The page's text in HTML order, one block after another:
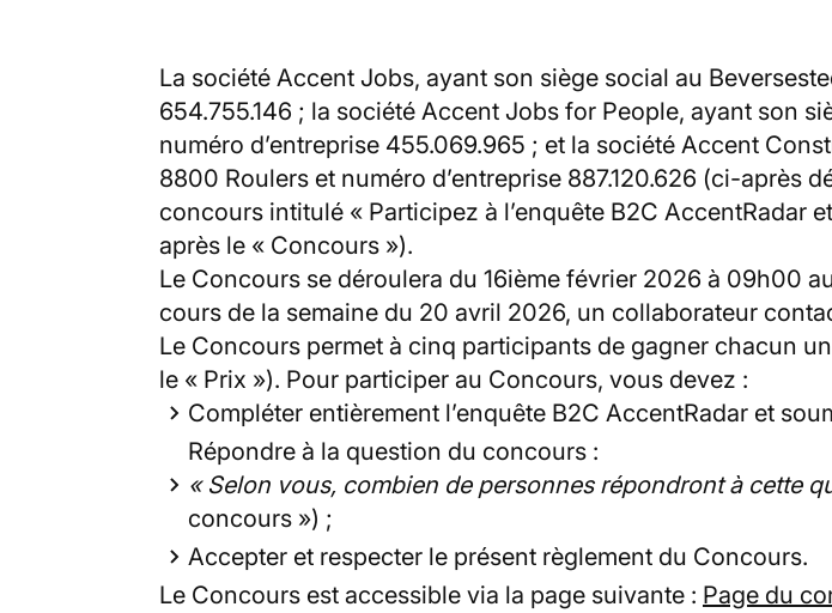
La société Accent Jobs, ayant son siège social au
654.755.146 ; la société Accent Jobs for People, ayant son
numéro d’entreprise 455.069.965 ; et la société Accent
8800 Roulers et numéro d’entreprise 887.120.626 (ci-après
concours intitulé « Participez à l’enquête B2C AccentRadar
après le « Concours »).
Le Concours se déroulera du 16ième février 2026 à 09h00
cours de la semaine du 20 avril 2026, un collaborateur
Le Concours permet à cinq participants de gagner chacun
le « Prix »). Pour participer au Concours, vous devez :
Compléter entièrement l’enquête B2C AccentRadar et
Répondre à la question du concours :
« Selon vous, combien de personnes répondront à cette
concours ») ;
Accepter et respecter le présent règlement du Concours.
Le Concours est accessible via la page suivante : Page du